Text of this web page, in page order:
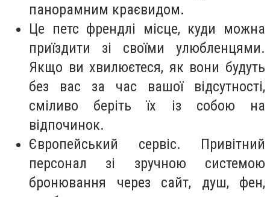
панорамним краєвидом.
Це петс френдлі місце, куди можна
приїздити зі своїми улюбленцями.
Якщо ви хвилюєтеся, як вони будуть
без вас за час вашої відсутності,
сміливо беріть їх із собою на
відпочинок.
Європейський сервіс. Привітний
персонал зі зручною системою
бронювання через сайт, душ, фен,